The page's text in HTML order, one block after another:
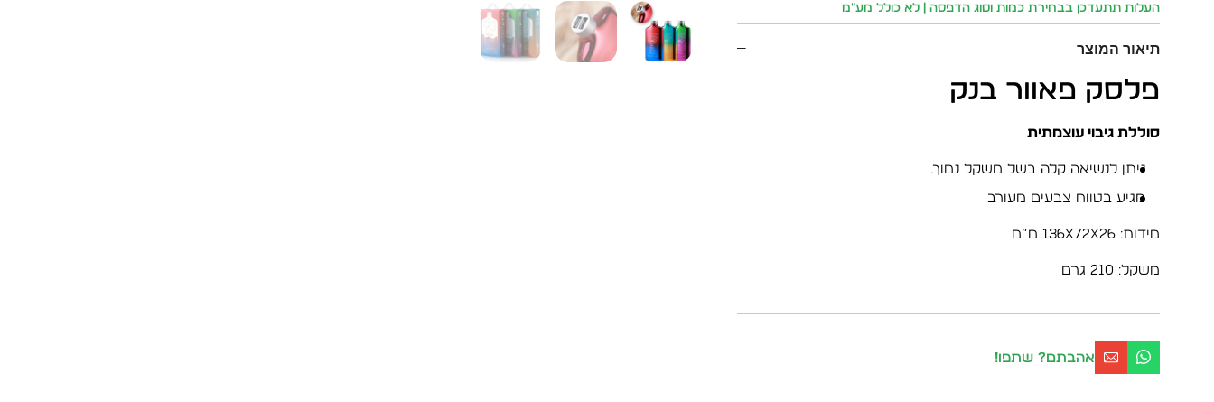
העלות תתעדכן בבחירת כמות וסוג הדפסה | לא כולל מע״מ
תיאור המוצר
פלסק פאוור בנק
סוללת גיבוי עוצמתית
ניתן לנשיאה קלה בשל משקל נמוך.
מגיע בטווח צבעים מעורב
מידות: 136x72x26 מ”מ
משקל: 210 גרם
אהבתם? שתפו!